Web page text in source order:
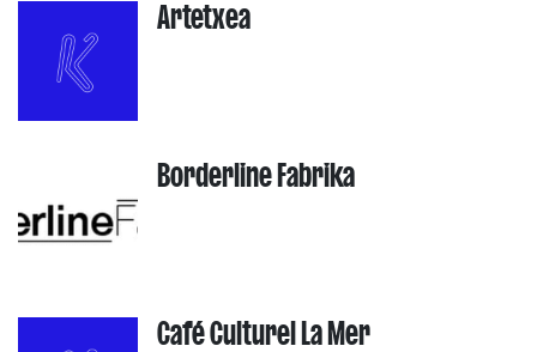
Artetxea
Borderline Fabrika
Café Culturel La Mer